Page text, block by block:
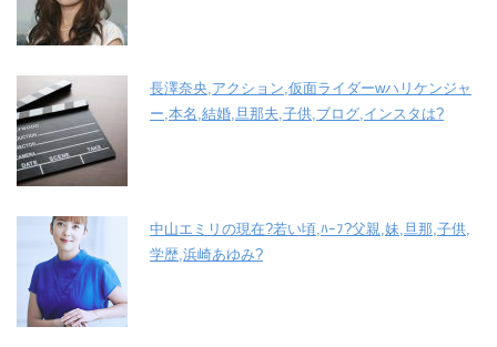
長澤奈央,アクション,仮面ライダーwハリケンジャ
ー,本名,結婚,旦那夫,子供,ブログ,インスタは?
中山エミリの現在?若い頃,ﾊｰﾌ?父親,妹,旦那,子供,
学歴,浜崎あゆみ?